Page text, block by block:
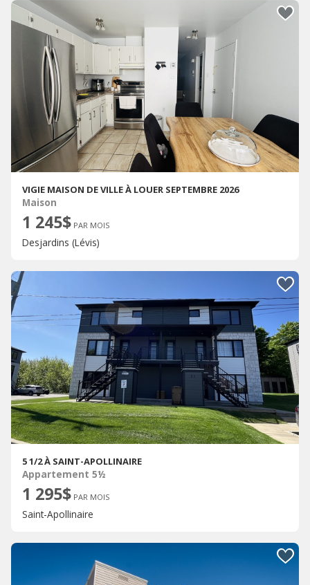
VIGIE MAISON DE VILLE À LOUER SEPTEMBRE 2026
Maison
1 245$ PAR MOIS
Desjardins (Lévis)
5 1/2 À SAINT-APOLLINAIRE
Appartement 5½
1 295$ PAR MOIS
Saint-Apollinaire